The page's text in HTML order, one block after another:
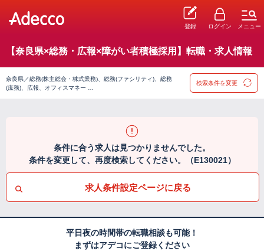
登録 ログイン メニュー
【奈良県×総務・広報×障がい者積極採用】転職・求人情報
奈良県／総務(株主総会・株式業務)、総務(ファシリティ)、総務
(庶務)、広報、オフィスマネー …
検索条件を変更
条件に合う求人は見つかりませんでした。
条件を変更して、再度検索してください。（E130021）
求人条件設定ページに戻る
平日夜の時間帯の転職相談も可能！
まずはアデコにご登録ください